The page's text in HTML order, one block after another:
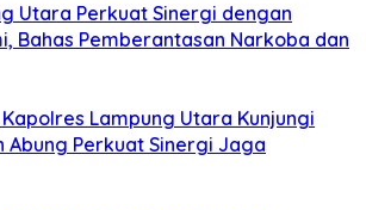
Utara Perkuat Sinergi dengan
Bahas Pemberantasan Narkoba dan
Lampung Utara Kunjungi
Abung Perkuat Sinergi Jaga